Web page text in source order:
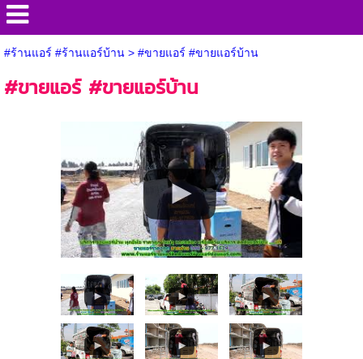
#ร้านแอร์ #ร้านแอร์บ้าน> #ขายแอร์ #ขายแอร์บ้าน
#ขายแอร์ #ขายแอร์บ้าน